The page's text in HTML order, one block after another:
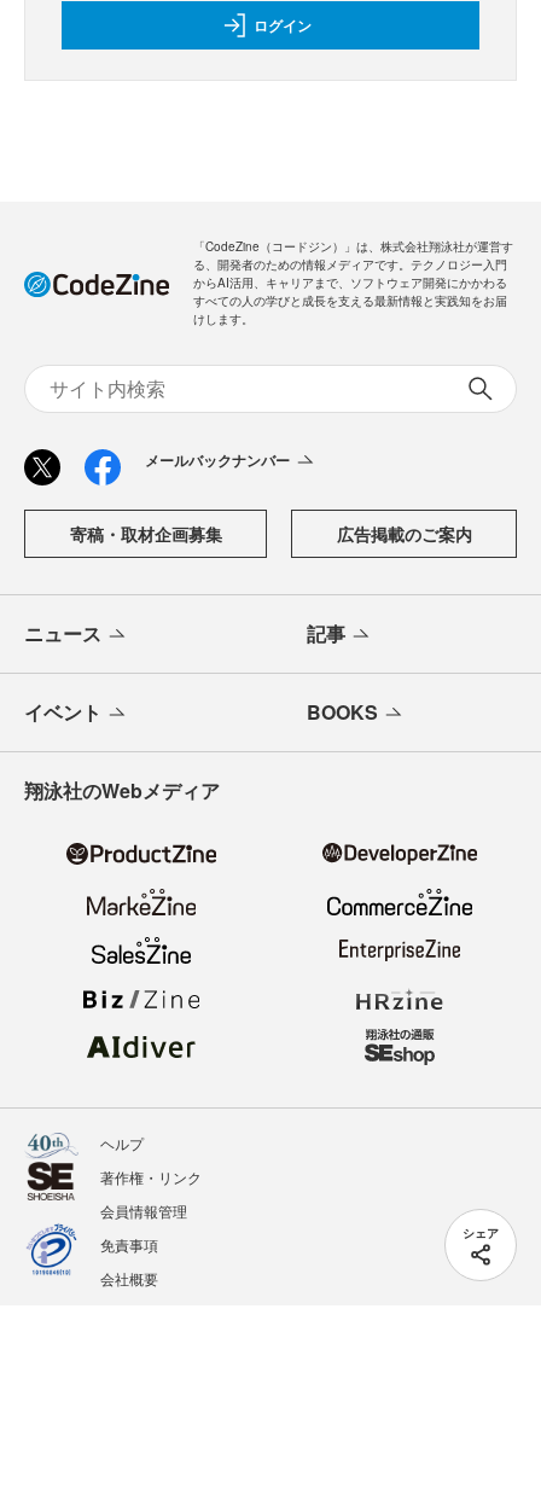
シェア
ログイン
「CodeZine（コードジン）」は、株式会社翔泳社が運営す
る、開発者のための情報メディアです。テクノロジー入門
からAI活用、キャリアまで、ソフトウェア開発にかかわる
すべての人の学びと成長を支える最新情報と実践知をお届
けします。
メールバックナンバー
寄稿・取材企画募集 広告掲載のご案内
ニュース 記事
イベント BOOKS
翔泳社のWebメディア
ヘルプ
著作権・リンク
会員情報管理
免責事項
会社概要